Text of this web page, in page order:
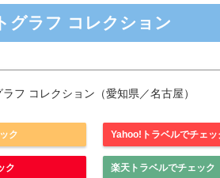
ラフ コレクション
フ コレクション（愛知県／名古屋）
ク Yahoo!トラベルでチェッ
ク 楽天トラベルでチェック